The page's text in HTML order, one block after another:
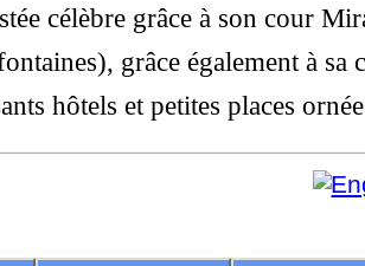
célèbre grâce à son cour
grâce également à sa
hôtels et petites places